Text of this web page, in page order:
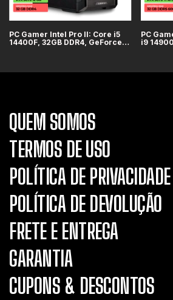
PC Gamer Intel Pro II: Core i5
14400F, 32GB DDR4, GeForce
PC
i9
QUEM SOMOS
TERMOS DE USO
POLÍTICA DE PRIVACIDADE
POLÍTICA DE DEVOLUÇÃO
FRETE E ENTREGA
GARANTIA
CUPONS & DESCONTOS